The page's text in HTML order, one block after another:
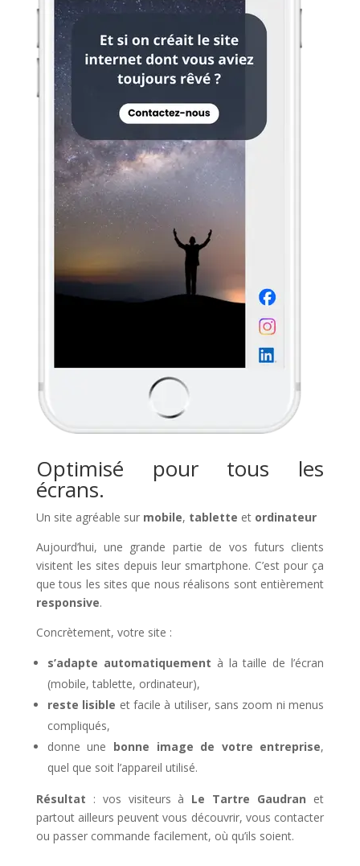
Optimisé pour tous les
écrans.
Un site agréable sur mobile, tablette et ordinateur
Aujourd’hui, une grande partie de vos futurs clients
visitent les sites depuis leur smartphone. C’est pour ça
que tous les sites que nous réalisons sont entièrement
responsive.
Concrètement, votre site :
s’adapte automatiquement à la taille de l’écran
(mobile, tablette, ordinateur),
reste lisible et facile à utiliser, sans zoom ni menus
compliqués,
donne une bonne image de votre entreprise,
quel que soit l’appareil utilisé.
Résultat : vos visiteurs à Le Tartre Gaudran et
partout ailleurs peuvent vous découvrir, vous contacter
ou passer commande facilement, où qu’ils soient.